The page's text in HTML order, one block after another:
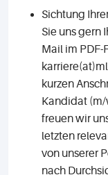
Sichtung
Sie uns gern
Mail im PDF-
kurzen
Kandidat (m/
freuen wir
letzten
von unserer
nach